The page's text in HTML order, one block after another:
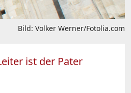
Bild: Volker Werner/Fotolia.com
ist der Pater